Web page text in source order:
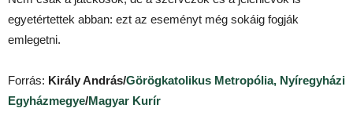
egyetértettek abban: ezt az eseményt még sokáig fogják
emlegetni.
Forrás: Király András/Görögkatolikus Metropólia, Nyíregyházi
Egyházmegye/Magyar Kurír